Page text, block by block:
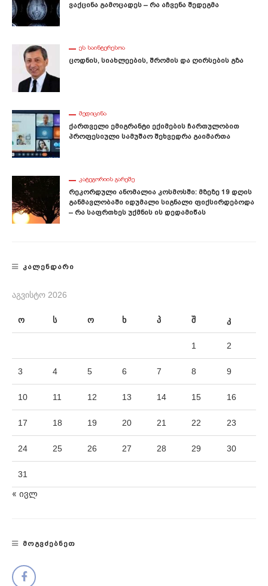
Ვაქცინა Გამოცადეს – Რა Აჩვენა Შედეგმა
ᲔᲡ ᲡᲐᲘᲜᲢᲔᲠᲔᲡᲝᲐ
Ცოდნის, Სიახლეების, Შრომის Და Ღირსების Გზა
ᲛᲔᲓᲘᲪᲘᲜᲐ
Ქართველი Ემიგრანტი Ექიმების Ჩართულობით
Პროფესიული Სამუშაო Შეხვედრა Გაიმართა
ᲙᲐᲢᲔᲒᲝᲠᲘᲘᲡ ᲒᲐᲠᲔᲨᲔ
Რეკორდული Ანომალია Კოსმოსში: Მზეზე 19 Დღის
Განმავლობაში Იდუმალი Სიგნალი Ფიქსირდებოდა
– Რა Საფრთხეს Უქმნის Ის Დედამიწას
ᲙᲐᲚᲔᲜᲓᲐᲠᲘ
ᲐᲒᲕᲘᲡᲢᲝ 2026
ო ს ო ხ პ შ კ
1 2
3 4 5 6 7 8 9
10 11 12 13 14 15 16
17 18 19 20 21 22 23
24 25 26 27 28 29 30
31
« ივლ
ᲛᲝᲒᲕᲫᲔᲑᲜᲔᲗ